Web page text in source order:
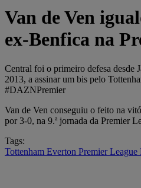
Van de Ven
ex-Benfica na
Central foi o primeiro defesa desde
2013, a assinar um bis pelo
#DAZNPremier
Van de Ven conseguiu o feito na
por 3-0, na 9.ª jornada da Premier
Tags:
Tottenham Everton Premier League